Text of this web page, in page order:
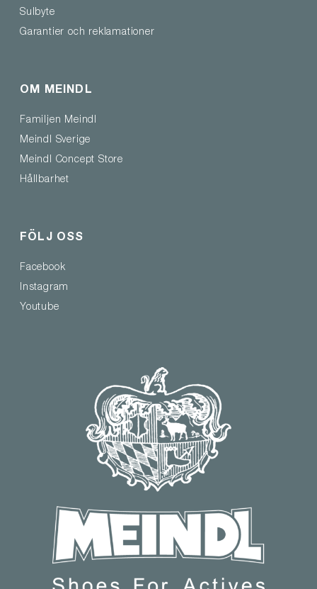
Sulbyte
Garantier och reklamationer
OM MEINDL
Familjen Meindl
Meindl Sverige
Meindl Concept Store
Hållbarhet
FÖLJ OSS
Facebook
Instagram
Youtube